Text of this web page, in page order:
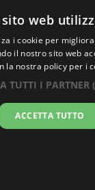
Esatta
web
i cookie per
il nostro sito web
la nostra policy per i
TUTTI I PARTNER
ACCETTA TUTTO